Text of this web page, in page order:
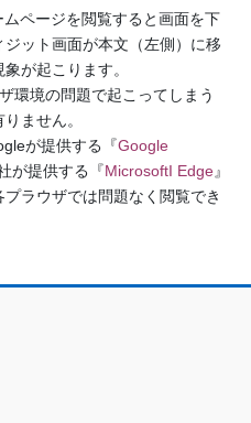
ページを閲覧すると画面を下
ット画面が本文（左側）に移
が起こります。
環境の問題で起こってしまう
ません。
が提供する『Google
が提供する『MicrosoftI Edge』
ラウザでは問題なく閲覧でき